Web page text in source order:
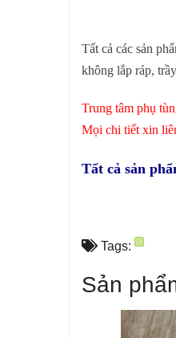
Tất cả các sản
không lắp ráp,
Trung tâm phụ
Mọi chi tiết xin
Tất cả sản
Tags:
Sản